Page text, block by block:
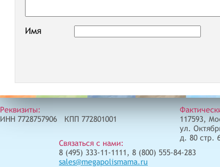
Имя
Реквизиты:
ИНН 7728757906 КПП 772801001
Связаться с нами:
8 (495) 333-11-1111, 8 (800) 555-84-283
sales@megapolismama.ru
117593,
ул.
д. 80 стр.